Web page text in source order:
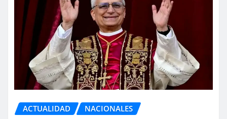
ACTUALIDAD NACIONALES